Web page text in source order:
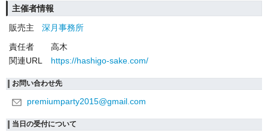
主催者情報
販売主
深月事務所
責任者
高木
関連URL
https://hashigo-sake.com/
お問い合わせ先
premiumparty2015@gmail.com
当日の受付について